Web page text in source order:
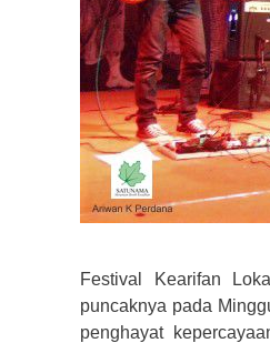
Festival Kearifan
puncaknya pada
penghayat